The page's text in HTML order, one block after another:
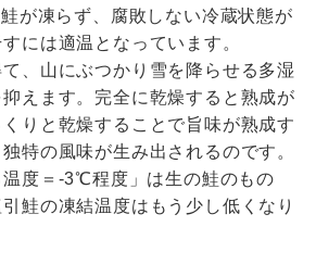
が凍らず、腐敗しない冷蔵状態が
には適温となっています。
、山にぶつかり雪を降らせる多湿
えます。完全に乾燥すると熟成が
りと乾燥することで旨味が熟成す
特の風味が生み出されるのです。
度＝-3℃程度」は生の鮭のもの
鮭の凍結温度はもう少し低くなり